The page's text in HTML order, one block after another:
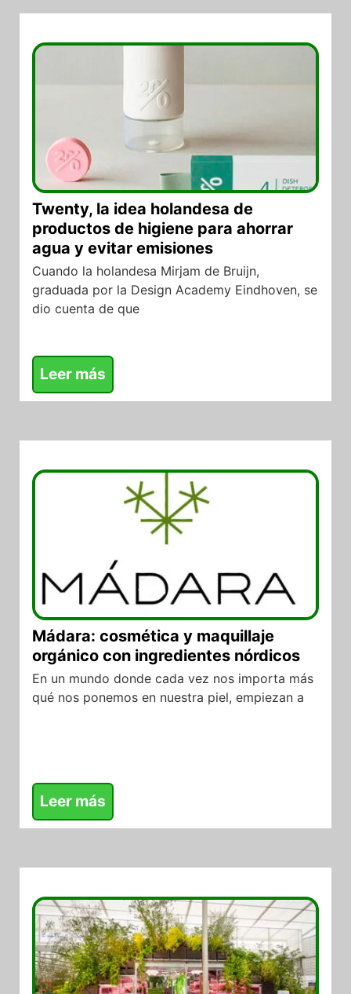
Twenty, la idea holandesa de
productos de higiene para ahorrar
agua y evitar emisiones
Cuando la holandesa Mirjam de Bruijn,
graduada por la Design Academy Eindhoven, se
dio cuenta de que
Leer más
Mádara: cosmética y maquillaje
orgánico con ingredientes nórdicos
En un mundo donde cada vez nos importa más
qué nos ponemos en nuestra piel, empiezan a
Leer más